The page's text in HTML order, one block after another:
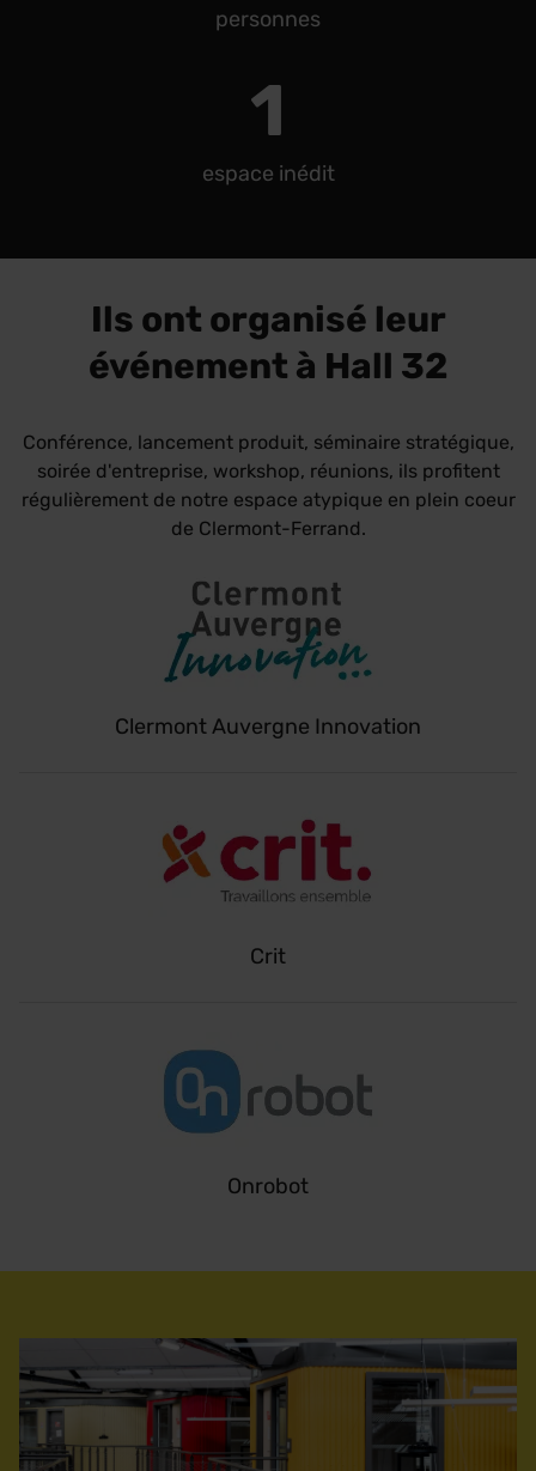
personnes
1
espace inédit
Ils ont organisé leur
événement à Hall 32
Conférence, lancement produit, séminaire stratégique,
soirée d'entreprise, workshop, réunions, ils profitent
régulièrement de notre espace atypique en plein coeur
de Clermont-Ferrand.
Clermont Auvergne Innovation
Crit
Onrobot